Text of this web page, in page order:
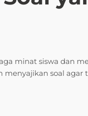
minat siswa dan
soal agar